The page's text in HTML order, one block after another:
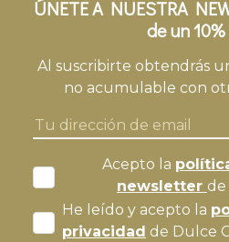
ÚNETE A NUESTRA
de un
Al suscribirte obtendrás
no acumulable con
Acepto la
newsletter de
He leído y acepto la
privacidad de Dulce